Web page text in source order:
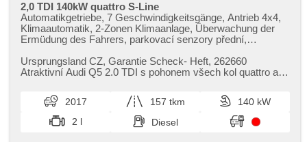
2,0 TDI 140kW quattro S-Line
Automatikgetriebe, 7 Geschwindigkeitsgänge, Antrieb 4x4,
Klimaautomatik, 2-Zonen Klimaanlage, Überwachung der
Ermüdung des Fahrers, parkovací senzory přední,
Scheinwerfer, Xenonscheinwerfer, LED denní svícení,
täglich Leuchten, autom. Aktivation der Warnflutlicht,
Reifendrucksensor, beheizte Sitze, Lederpolsterung,
Ledersitze, Sportsitze, höheneinstellbare Fahrersitz, Teilbare
Rücksitzbank, bezklíčové odemykání, starten per Taste, El.
Deckel des Kofferraums, Navigation, digitální přístrojový
Ursprungsland CZ,​ Garantie Scheck​- Heft,​ 262660
Atraktivní Audi Q5 2.0 TDI s pohonem všech kol quattro a
2017 157 tkm
140 kW
2 l
Diesel